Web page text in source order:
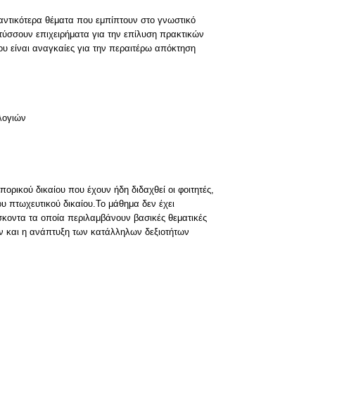
θέματα που εμπίπτουν στο γνωστικό
επιχειρήματα για την επίλυση πρακτικών
είναι αναγκαίες για την περαιτέρω απόκτηση
δικαίου που έχουν ήδη διδαχθεί οι φοιτητές,
πτωχευτικού δικαίου.Το μάθημα δεν έχει
τα οποία περιλαμβάνουν βασικές θεματικές
η ανάπτυξη των κατάλληλων δεξιοτήτων